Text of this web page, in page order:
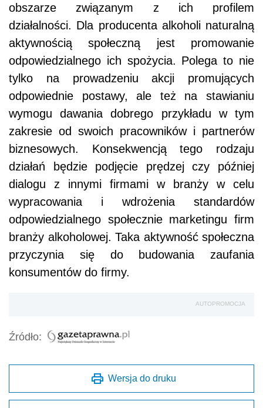
obszarze związanym z ich profilem
działalności. Dla producenta alkoholi naturalną
aktywnością społeczną jest promowanie
odpowiedzialnego ich spożycia. Polega to nie
tylko na prowadzeniu akcji promujących
odpowiednie postawy, ale też na stawianiu
wymogu dawania dobrego przykładu w tym
zakresie od swoich pracowników i partnerów
biznesowych. Konsekwencją tego rodzaju
działań będzie podjęcie prędzej czy później
dialogu z innymi firmami w branży w celu
wypracowania i wdrożenia standardów
odpowiedzialnego społecznie marketingu firm
branży alkoholowej. Taka aktywność społeczna
przyczynia się do budowania zaufania
konsumentów do firmy.
AUTOPROMOCJA
Źródło:
Wersja do druku